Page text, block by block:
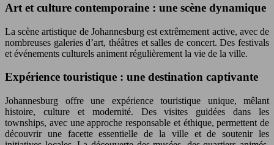
Art et culture contemporaine : une scène dynamique
La scène artistique de Johannesburg est extrêmement active, avec de
nombreuses galeries d’art, théâtres et salles de concert. Des festivals
et événements culturels animent régulièrement la vie de la ville.
Expérience touristique : une destination captivante
Johannesburg offre une expérience touristique unique, mêlant
histoire, culture et modernité. Des visites guidées dans les
townships, avec une approche responsable et éthique, permettent de
découvrir une facette essentielle de la ville et de soutenir les